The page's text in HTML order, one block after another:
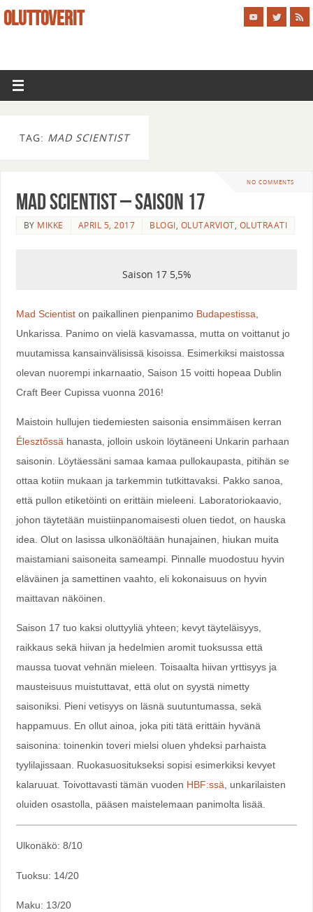
OLUTTOVERIT
TAG: MAD SCIENTIST
NO COMMENTS
Mad Scientist – Saison 17
BY MIKKE APRIL 5, 2017 BLOGI, OLUTARVIOT, OLUTRAATI
Saison 17 5,5%
Mad Scientiston paikallinen pienpanimo Budapestissa
Unkarissa. Panimo on vielä kasvamassa, mutta on voittanut jo
muutamissa kansainvälisissä kisoissa. Esimerkiksi maistossa
olevan nuorempi inkarnaatio, Saison 15 voitti hopeaa Dublin
Craft Beer Cupissa vuonna 2016!
Maistoin hullujen tiedemiesten saisonia ensimmäisen kerran
Élesztőssä hanasta, jolloin uskoin löytäneeni Unkarin parhaan
saisonin. Löytäessäni samaa kamaa pullokaupasta, pitihän se
ottaa kotiin mukaan ja tarkemmin tutkittavaksi. Pakko sanoa,
että pullon etiketöinti on erittäin mieleeni. Laboratoriokaavio,
johon täytetään muistiinpanomaisesti oluen tiedot, on hauska
idea. Olut on lasissa ulkonäöltään hunajainen, hiukan muita
maistamiani saisoneita sameampi. Pinnalle muodostuu hyvin
eläväinen ja samettinen vaahto, eli kokonaisuus on hyvin
maittavan näköinen.
Saison 17 tuo kaksi oluttyyliä yhteen; kevyt täyteläisyys,
raikkaus sekä hiivan ja hedelmien aromit tuoksussa että
maussa tuovat vehnän mieleen. Toisaalta hiivan yrttisyys ja
mausteisuus muistuttavat, että olut on syystä nimetty
saisoniksi. Pieni vetisyys on läsnä suutuntumassa, sekä
happamuus. En ollut ainoa, joka piti tätä erittäin hyvänä
saisonina: toinenkin toveri mielsi oluen yhdeksi parhaista
tyylilajissaan. Ruokasuositukseksi sopisi esimerkiksi kevyet
kalaruuat. Toivottavasti tämän vuoden HBF:ssä, unkarilaisten
oluiden osastolla, pääsen maistelemaan panimolta lisää.
Ulkonäkö: 8/10
Tuoksu: 14/20
Maku: 13/20